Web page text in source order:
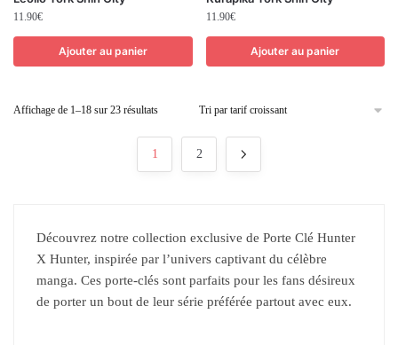
11.90€
Ajouter au panier
11.90€
Ajouter au panier
Affichage de 1–18 sur 23 résultats
1 2
Découvrez notre collection exclusive de Porte Clé Hunter
X Hunter, inspirée par l’univers captivant du célèbre
manga. Ces porte-clés sont parfaits pour les fans désireux
de porter un bout de leur série préférée partout avec eux.